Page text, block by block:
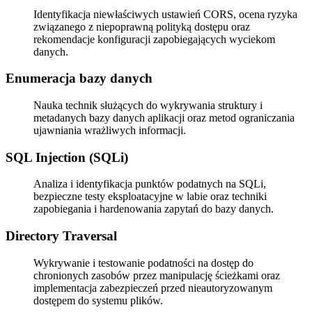
Identyfikacja niewłaściwych ustawień CORS, ocena ryzyka
związanego z niepoprawną polityką dostępu oraz
rekomendacje konfiguracji zapobiegających wyciekom
danych.
Enumeracja bazy danych
Nauka technik służących do wykrywania struktury i
metadanych bazy danych aplikacji oraz metod ograniczania
ujawniania wrażliwych informacji.
SQL Injection (SQLi)
Analiza i identyfikacja punktów podatnych na SQLi,
bezpieczne testy eksploatacyjne w labie oraz techniki
zapobiegania i hardenowania zapytań do bazy danych.
Directory Traversal
Wykrywanie i testowanie podatności na dostęp do
chronionych zasobów przez manipulację ścieżkami oraz
implementacja zabezpieczeń przed nieautoryzowanym
dostępem do systemu plików.